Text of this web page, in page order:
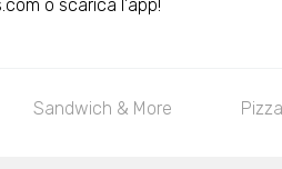
o scarica l'app!
Sandwich & More Pizza